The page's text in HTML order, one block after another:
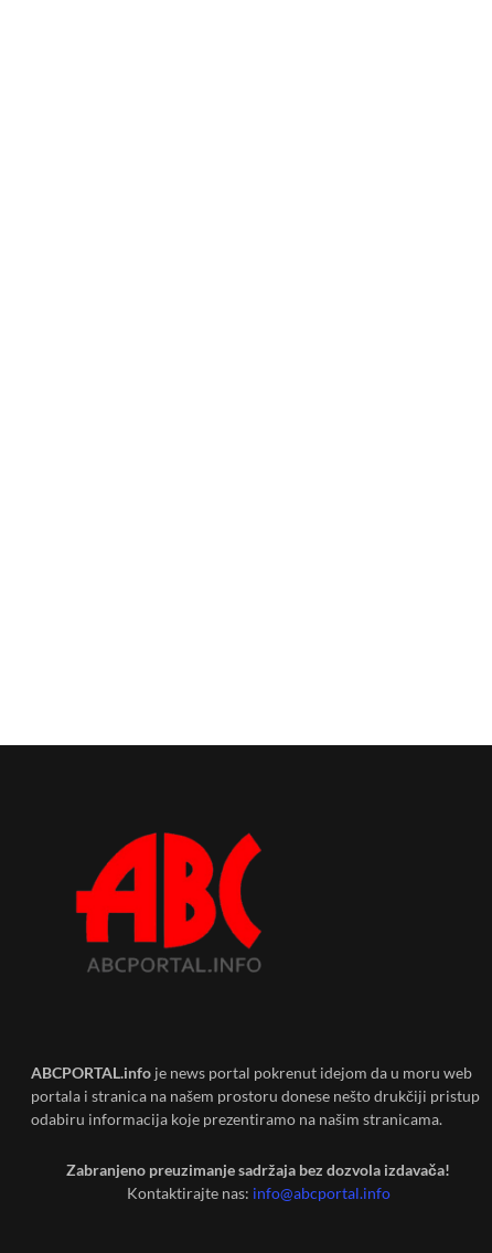
ABCPORTAL.info je news portal pokrenut idejom da u moru web
portala i stranica na našem prostoru donese nešto drukčiji pristup
odabiru informacija koje prezentiramo na našim stranicama.
Zabranjeno preuzimanje sadržaja bez dozvola izdavača!
Kontaktirajte nas: info@abcportal.info